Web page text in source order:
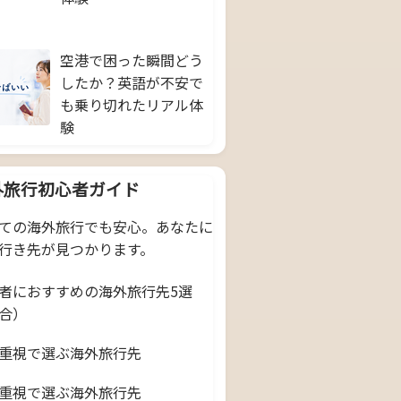
空港で困った瞬間どう
したか？英語が不安で
も乗り切れたリアル体
験
行初心者ガイド
の海外旅行でも安心。あなたに
き先が見つかります。
におすすめの海外旅行先5選
）
視で選ぶ海外旅行先
視で選ぶ海外旅行先